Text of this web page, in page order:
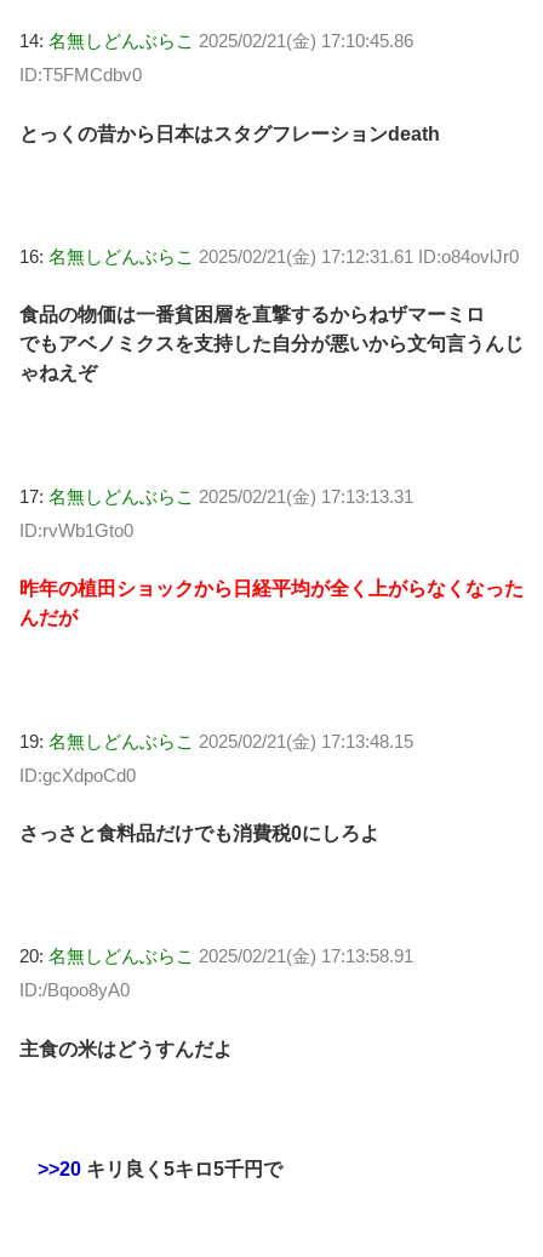
14: 名無しどんぶらこ 2025/02/21(金) 17:10:45.86
ID:T5FMCdbv0
とっくの昔から日本はスタグフレーションdeath
16: 名無しどんぶらこ 2025/02/21(金) 17:12:31.61 ID:o84ovlJr0
食品の物価は一番貧困層を直撃するからねザマーミロ
でもアベノミクスを支持した自分が悪いから文句言うんじ
ゃねえぞ
17: 名無しどんぶらこ 2025/02/21(金) 17:13:13.31
ID:rvWb1Gto0
昨年の植田ショックから日経平均が全く上がらなくなった
んだが
19: 名無しどんぶらこ 2025/02/21(金) 17:13:48.15
ID:gcXdpoCd0
さっさと食料品だけでも消費税0にしろよ
20: 名無しどんぶらこ 2025/02/21(金) 17:13:58.91
ID:/Bqoo8yA0
主食の米はどうすんだよ
>>20 キリ良く5キロ5千円で